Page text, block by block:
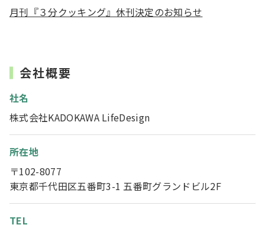
月刊『３分クッキング』休刊決定のお知らせ
会社概要
社名
株式会社KADOKAWA LifeDesign
所在地
〒102-8077
東京都千代田区五番町3-1 五番町グランドビル2F
TEL